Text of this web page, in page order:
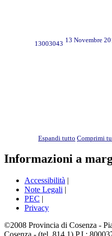
13003043 13 Novembre
Espandi tutto Comprimi
Informazioni a
Accessibilità |
Note Legali |
PEC |
Privacy
©2008 Provincia di Cosenza -